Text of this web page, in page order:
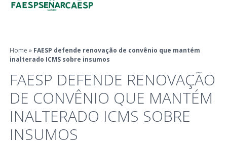
Home » FAESP defende renovação de convênio que mantém
inalterado ICMS sobre insumos
FAESP DEFENDE RENOVAÇÃO
DE CONVÊNIO QUE MANTÉM
INALTERADO ICMS SOBRE
INSUMOS